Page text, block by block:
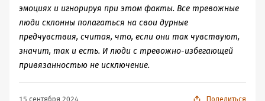
эмоциях и игнорируя при этом факты. Все тревожные
люди склонны полагаться на свои дурные
предчувствия, считая, что, если они так чувствуют,
значит, так и есть. И люди с тревожно-избегающей
привязанностью не исключение.
15 сентября 2024 Поделиться